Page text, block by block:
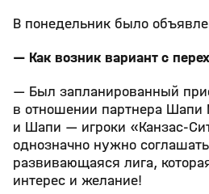
В понедельник было
— Как возник вариант с
— Был запланированный
в отношении партнера Шапи
и Шапи — игроки
однозначно нужно
развивающаяся лига,
интерес и желание!